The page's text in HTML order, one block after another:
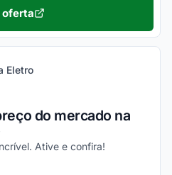
oferta
Eletro
do mercado na
Ative e confira!